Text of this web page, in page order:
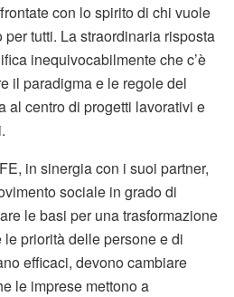
con lo spirito di chi vuole
tutti. La straordinaria risposta
inequivocabilmente che c’è
il paradigma e le regole del
al centro di progetti lavorativi e
in sinergia con i suoi partner,
sociale in grado di
le basi per una trasformazione
priorità delle persone e di
efficaci, devono cambiare
le imprese mettono a